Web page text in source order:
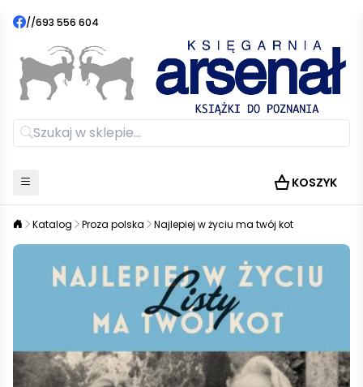
//693 556 604
KOSZYK
Katalog Proza polska Najlepiej w życiu ma twój kot